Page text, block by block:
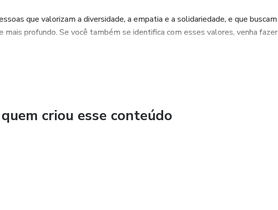
que valorizam a diversidade, a empatia e a solidariedade, e que buscam
mais profundo. Se você também se identifica com esses valores, venha fazer
criou esse conteúdo